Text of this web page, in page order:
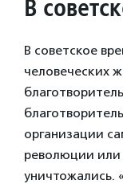
В
В советское
человеческих
организации
революции или
уничтожались.